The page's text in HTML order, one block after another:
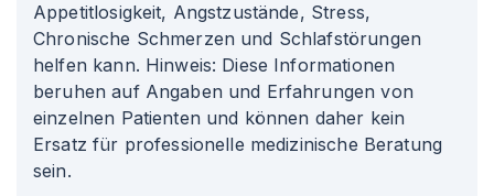
Appetitlosigkeit, Angstzustände, Stress,
Chronische Schmerzen und Schlafstörungen
helfen kann. Hinweis: Diese Informationen
beruhen auf Angaben und Erfahrungen von
einzelnen Patienten und können daher kein
Ersatz für professionelle medizinische Beratung
sein.